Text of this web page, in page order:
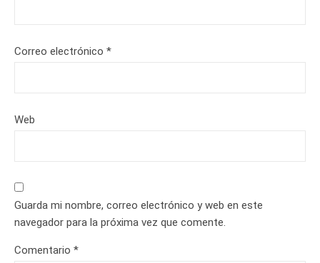
Correo electrónico *
Web
Guarda mi nombre, correo electrónico y web en este
navegador para la próxima vez que comente.
Comentario *